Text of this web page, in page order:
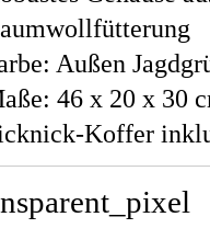
Außen
46 x 20 x 30
Koffer